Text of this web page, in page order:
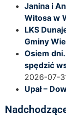
Janina i
Witosa w
LKS
Gminy
Osiem
spędzić
2026-07-
Upał –